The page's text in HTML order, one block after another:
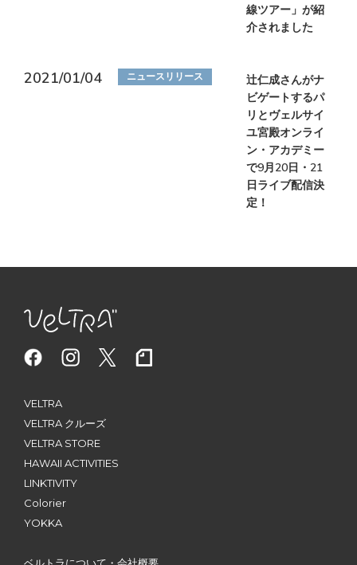
線ツアー」が紹
介されました
2021/01/04 ニュースリリース
辻仁成さんがナ
ビゲートするパ
リとヴェルサイ
ユ宮殿オンライ
ン・アカデミー
で9月20日・21
日ライブ配信決
定！
VELTRA
VELTRA クルーズ
VELTRA STORE
HAWAII ACTIVITIES
LINKTIVITY
Colorier
YOKKA